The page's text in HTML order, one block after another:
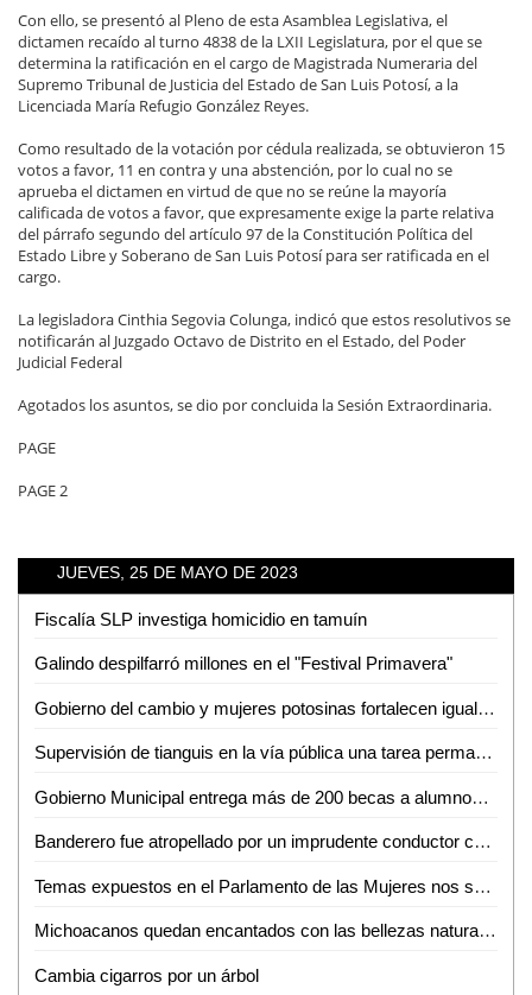
Con ello, se presentó al Pleno de esta Asamblea Legislativa, el
dictamen recaído al turno 4838 de la LXII Legislatura, por el que se
determina la ratificación en el cargo de Magistrada Numeraria del
Supremo Tribunal de Justicia del Estado de San Luis Potosí, a la
Licenciada María Refugio González Reyes.
Como resultado de la votación por cédula realizada, se obtuvieron 15
votos a favor, 11 en contra y una abstención, por lo cual no se
aprueba el dictamen en virtud de que no se reúne la mayoría
calificada de votos a favor, que expresamente exige la parte relativa
del párrafo segundo del artículo 97 de la Constitución Política del
Estado Libre y Soberano de San Luis Potosí para ser ratificada en el
cargo.
La legisladora Cinthia Segovia Colunga, indicó que estos resolutivos se
notificarán al Juzgado Octavo de Distrito en el Estado, del Poder
Judicial Federal
Agotados los asuntos, se dio por concluida la Sesión Extraordinaria.
PAGE
PAGE 2
JUEVES, 25 DE MAYO DE 2023
Fiscalía SLP investiga homicidio en tamuín
Galindo despilfarró millones en el "Festival Primavera"
Gobierno del cambio y mujeres potosinas fortalecen igualdad
Supervisión de tianguis en la vía pública una tarea permanente de la dirección de Comercio del ayuntamiento de San Luis Potosí
Gobierno Municipal entrega más de 200 becas a alumnos del Tecnológico de Ciudad Valles
Banderero fue atropellado por un imprudente conductor cerca de Cemex
Temas expuestos en el Parlamento de las Mujeres nos servirán para legislar: Bernarda Reyes
Michoacanos quedan encantados con las bellezas naturales de la Huasteca Potosina
Cambia cigarros por un árbol